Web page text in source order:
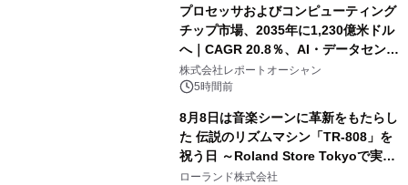
プロセッサおよびコンピューティング
チップ市場、2035年に1,230億米ドル
へ｜CAGR 20.8％、AI・データセンタ
ー需要が成長を牽引
株式会社レポートオーシャン
5時間前
8月8日は音楽シーンに革新をもたらし
た 伝説のリズムマシン「TR-808」を
祝う日 ～Roland Store Tokyoで実機
を展示しての 記念キャンペーンを開
ローランド株式会社